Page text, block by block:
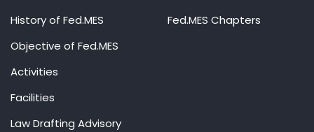
History of Fed.MES
Objective of Fed.MES
Activities
Facilities
Law Drafting Advisory
Fed.MES Chapters